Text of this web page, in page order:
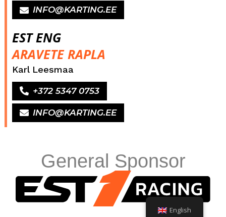
INFO@KARTING.EE
EST ENG
ARAVETE RAPLA
Karl Leesmaa
+372 5347 0753
INFO@KARTING.EE
General Sponsor
English